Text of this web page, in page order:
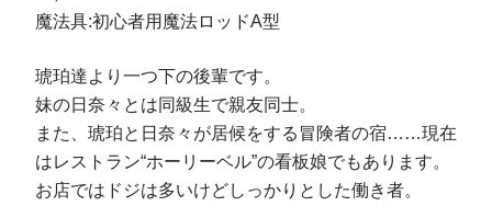
魔法具:初心者用魔法ロッドA型
琥珀達より一つ下の後輩です。
妹の日奈々とは同級生で親友同士。
また、琥珀と日奈々が居候をする冒険者の宿……現在
はレストラン“ホーリーベル”の看板娘でもあります。
お店ではドジは多いけどしっかりとした働き者。